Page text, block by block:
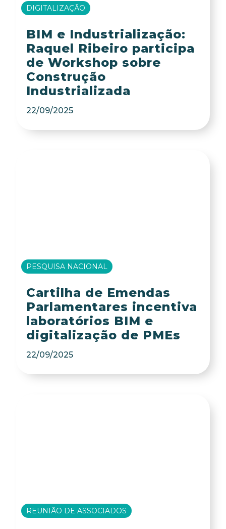
DIGITALIZAÇÃO
BIM e Industrialização:
Raquel Ribeiro participa
de Workshop sobre
Construção
Industrializada
22/09/2025
PESQUISA NACIONAL
Cartilha de Emendas
Parlamentares incentiva
laboratórios BIM e
digitalização de PMEs
22/09/2025
REUNIÃO DE ASSOCIADOS